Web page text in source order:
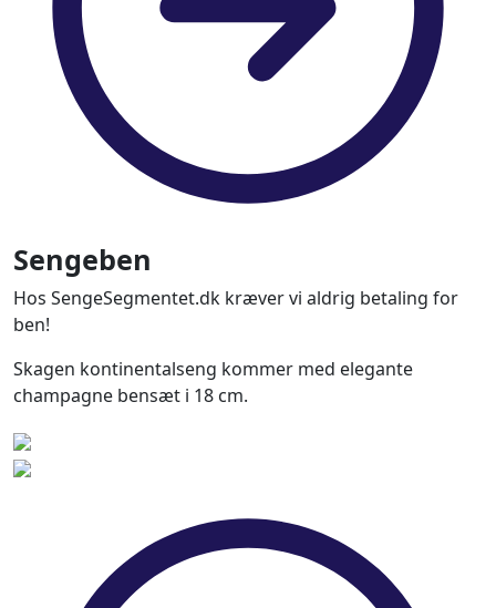
Sengeben
Hos SengeSegmentet.dk kræver vi aldrig betaling for
ben!
Skagen kontinentalseng kommer med elegante
champagne bensæt i 18 cm.